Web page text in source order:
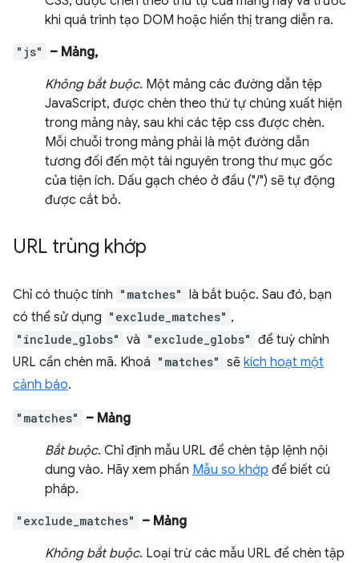
khi quá trình tạo DOM hoặc hiển thị trang diễn ra.
"js"
– Mảng,
Không bắt buộc. Một mảng các đường dẫn tệp
JavaScript, được chèn theo thứ tự chúng xuất hiện
trong mảng này, sau khi các tệp css được chèn.
Mỗi chuỗi trong mảng phải là một đường dẫn
tương đối đến một tài nguyên trong thư mục gốc
của tiện ích. Dấu gạch chéo ở đầu ("/") sẽ tự động
được cắt bỏ.
URL trùng khớp
Chỉ có thuộc tính "matches" là bắt buộc. Sau đó, bạn
có thể sử dụng "exclude_matches" ,
"include_globs" và "exclude_globs" để tuỳ chỉnh
URL cần chèn mã. Khoá "matches" sẽ kích hoạt một
cảnh báo.
"matches"
– Mảng
Bắt buộc. Chỉ định mẫu URL để chèn tập lệnh nội
dung vào. Hãy xem phần Mẫu so khớp để biết cú
pháp.
"exclude_matches"
– Mảng
Không bắt buộc. Loại trừ các mẫu URL để chèn tập